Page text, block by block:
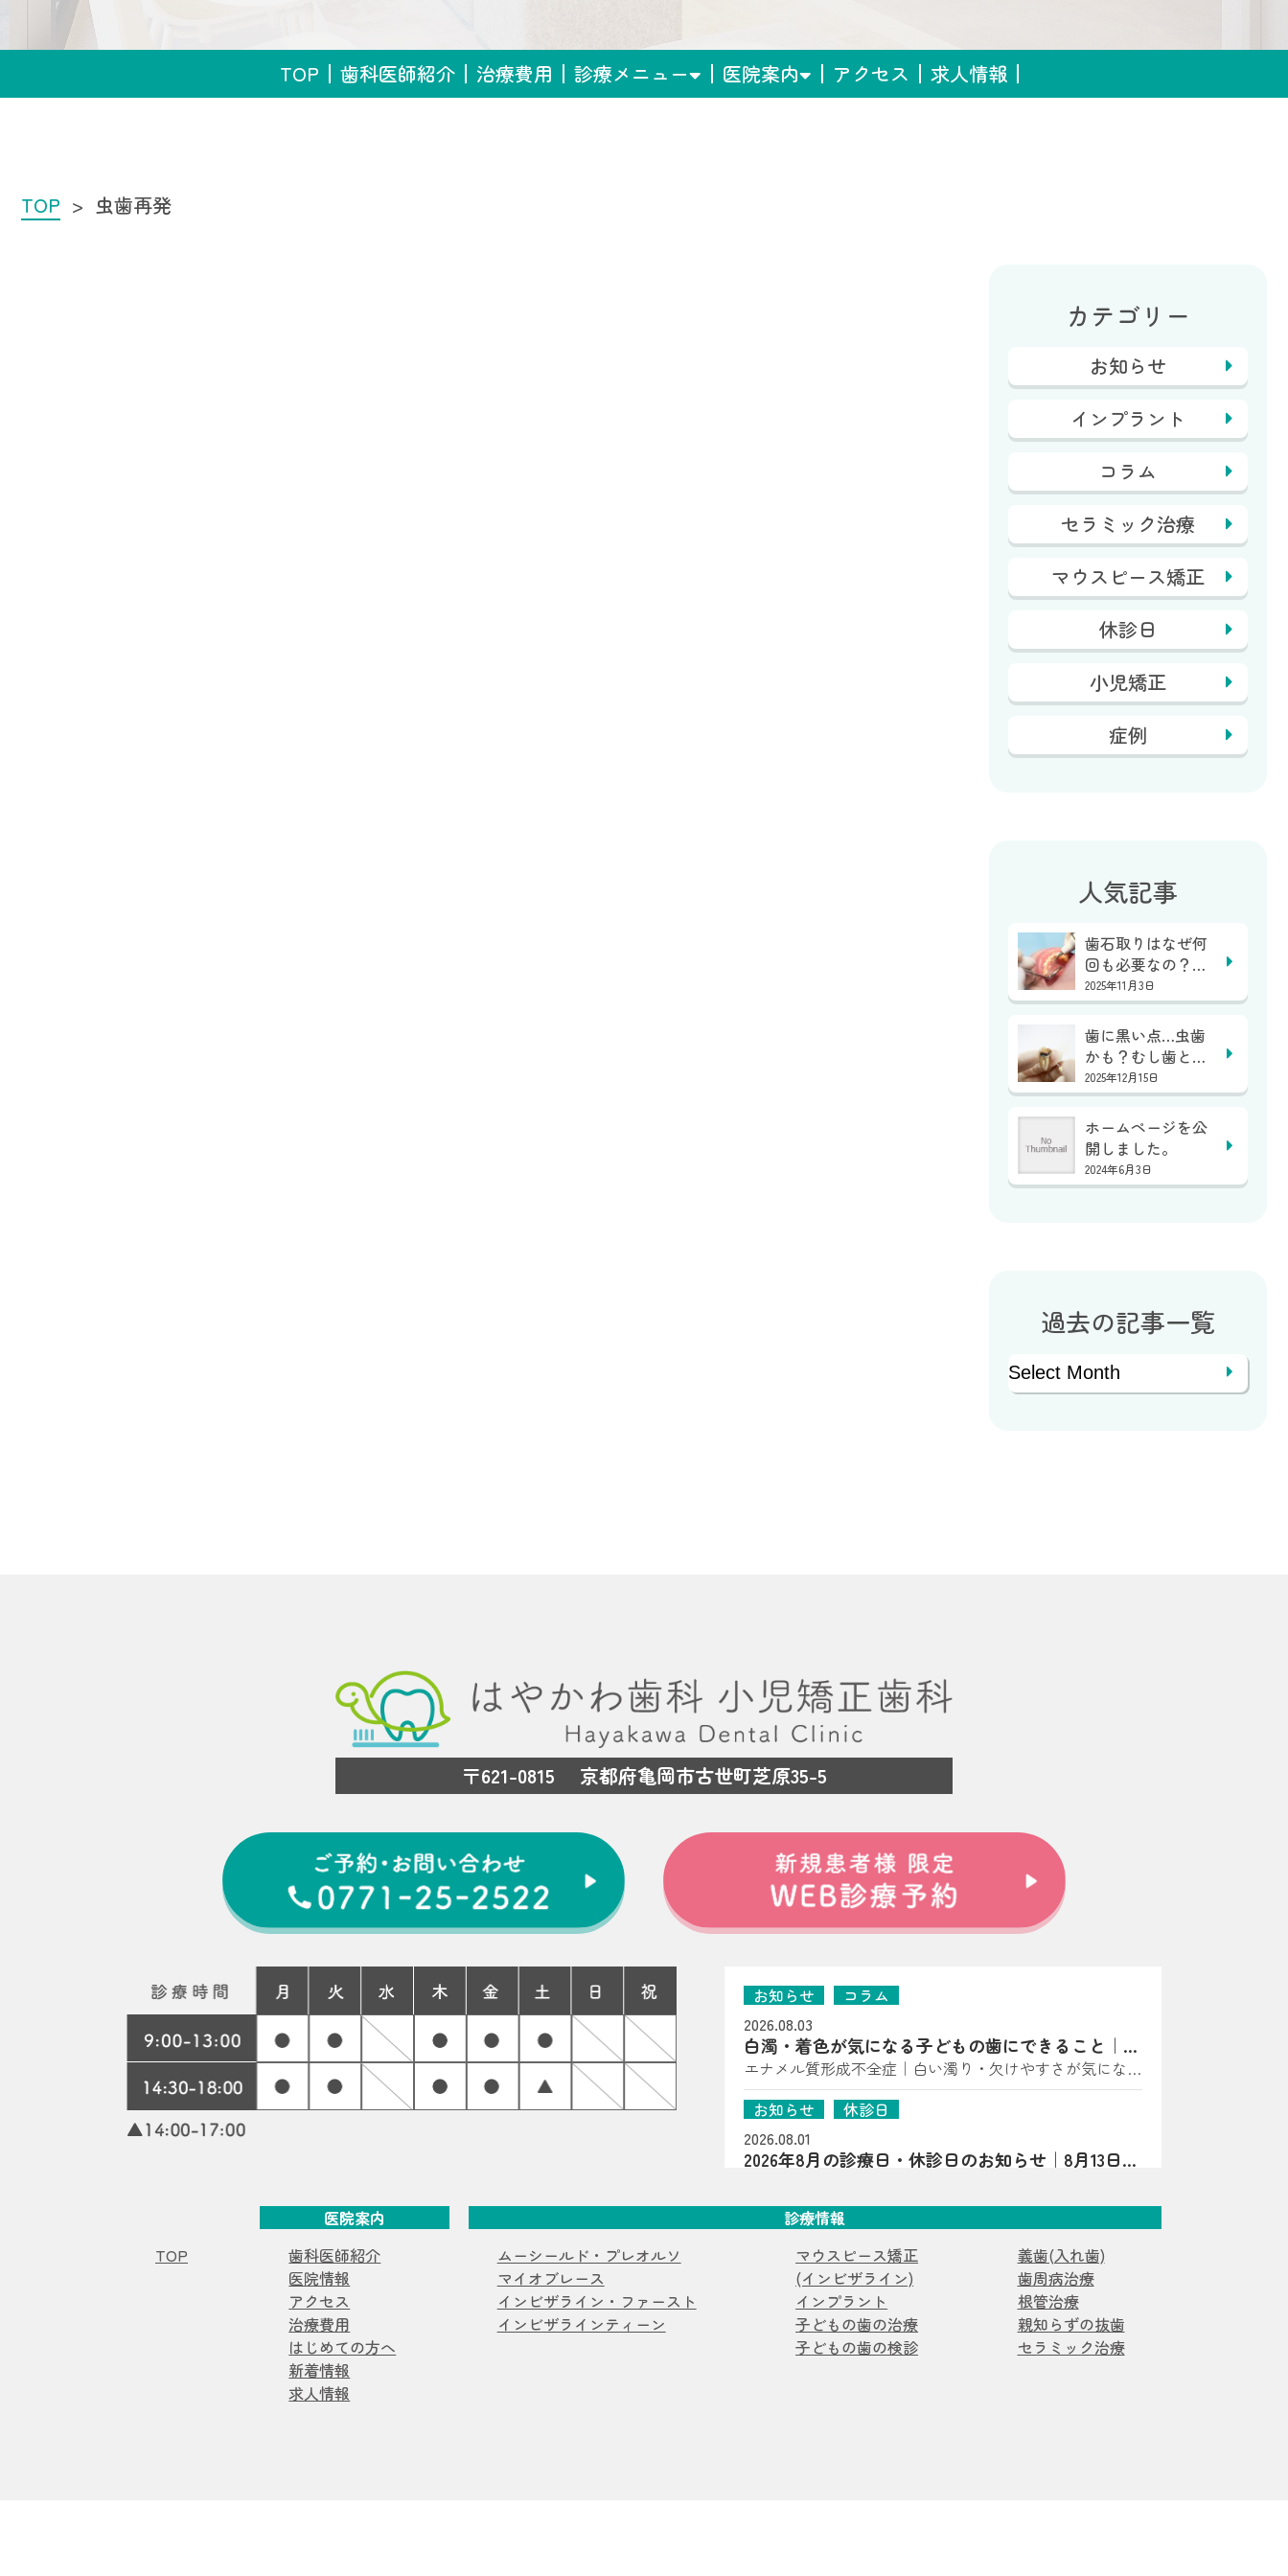
TOP 歯科医師紹介 治療費用 診療メニュー 医院案内 アクセス 求人情報
TOP 虫歯再発
カテゴリー
お知らせ
インプラント
コラム
セラミック治療
マウスピース矯正
休診日
小児矯正
症例
人気記事
歯石取りはなぜ何
回も必要なの？１
回で終わらない？
｜...
2025年11月3日
歯に黒い点…虫歯
かも？むし歯と着
色の見分け方｜亀
岡...
2025年12月15日
ホームページを公
開しました。
2024年6月3日
過去の記事一覧
Archives
〒621-0815 京都府亀岡市古世町芝原35-5
お知らせ
コラム
2026.08.03
白濁・着色が気になる子どもの歯にできること｜亀
岡市の歯科医師が解説
エナメル質形成不全症｜白い濁り・欠けやすさが気になっ
たら（子どもの歯に多い“歯の質”のトラブル） こんにち
は、はやかわ歯科 小児矯正歯科です。 「歯に白い点があ
る」「一部だけ黄〜茶色っぽい」「すぐ欠ける・しみる」
――といった様子が見られる場合、エナメル質形成不全症
は、歯が顎の中で作られている段階で、エナメル質の量が
少なかったり、硬さが十分でなかったりする状態です。
生えてきた時点で“守る層”が弱いことがあるため、見た目
だけでなく、しみ・欠け・むし歯につながりやすいのが特
徴です（乳歯・永久歯どちらにも起こり得ます）。 ▲ 白
濁・着色・欠けやすさは“歯の質”のサインのことも よく
ある見え方・感じ方｜「汚れ」とは違った変化が！？ エ
お知らせ
休診日
2026.08.01
2026年8月の診療日・休診日のお知らせ｜8月13日は
曜・祝日、8月14日・15日は休診となります。8月13日は夏
祭りを開催します。詳細はInstagramをご確認ください。
マウスピース矯正
症例
2026.07.20
【マウスピース矯正症例】過剰歯2本を伴う非臼歯
抜歯ケース
過剰歯2本がある20代女性のマウスピース矯正症例を紹
介。小臼歯を抜かずに治療計画を立てた理由や、口腔内ス
キャナーを用いた診断、非抜歯矯正の可能性について解説
お知らせ
コラム
TOP
医院案内
歯科医師紹介
医院情報
アクセス
治療費用
はじめての方へ
新着情報
求人情報
診療情報
ムーシールド・プレオルソ
マイオブレース
インビザライン・ファースト
インビザラインティーン
マウスピース矯正
(インビザライン)
インプラント
子どもの歯の治療
子どもの歯の検診
義歯(入れ歯)
歯周病治療
根管治療
親知らずの抜歯
セラミック治療